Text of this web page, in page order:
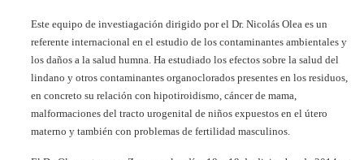
Este equipo de investiagación dirigido por el Dr. Nicolás Olea es un
referente internacional en el estudio de los contaminantes ambientales y
los daños a la salud humna. Ha estudiado los efectos sobre la salud del
lindano y otros contaminantes organoclorados presentes en los residuos,
en concreto su relación con hipotiroidismo, cáncer de mama,
malformaciones del tracto urogenital de niños expuestos en el útero
materno y también con problemas de fertilidad masculinos.